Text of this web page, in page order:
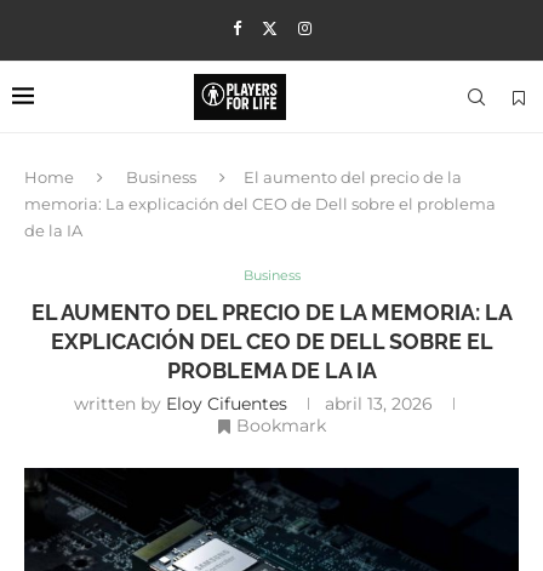
Home Business
El aumento del precio de la
memoria: La explicación del CEO de Dell sobre el problema
de la IA
Business
EL AUMENTO DEL PRECIO DE LA MEMORIA: LA
EXPLICACIÓN DEL CEO DE DELL SOBRE EL
PROBLEMA DE LA IA
written by Eloy Cifuentes
abril 13, 2026
Bookmark